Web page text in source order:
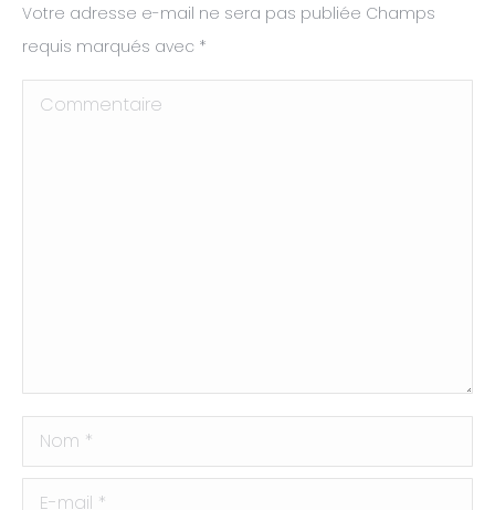
Votre adresse e-mail ne sera pas publiée Champs
requis marqués avec *
Commentaire
Nom *
E-mail *